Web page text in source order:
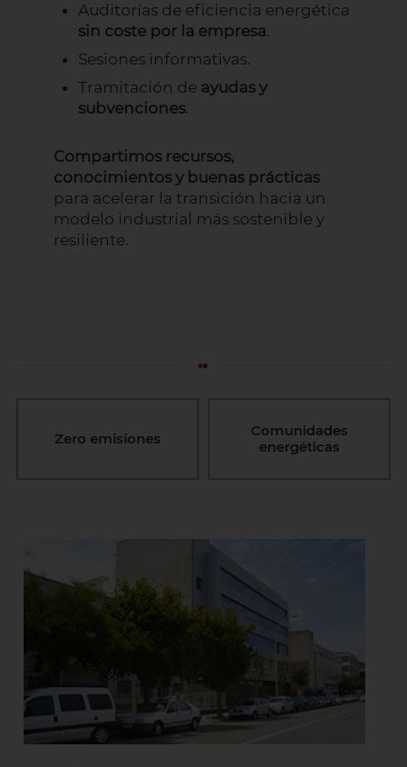
Auditorías de eficiencia energética
sin coste por la empresa.
Sesiones informativas.
Tramitación de ayudas y
subvenciones.
Compartimos recursos,
conocimientos y buenas prácticas
para acelerar la transición hacia un
modelo industrial más sostenible y
resiliente.
Comunidades
energéticas
Parques solares